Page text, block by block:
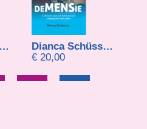
Dianca Schüssler
Ingrid